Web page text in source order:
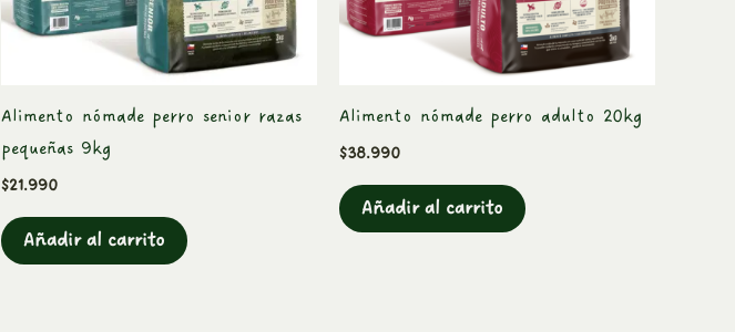
Alimento nómade perro senior razas
pequeñas 9kg
$21.990
Añadir al carrito
Alimento nómade perro adulto 20kg
$38.990
Añadir al carrito